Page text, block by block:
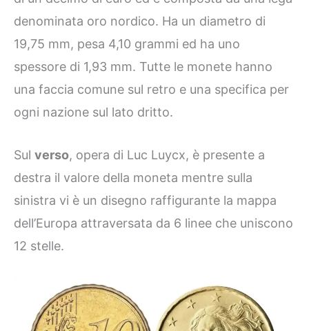
denominata oro nordico. Ha un diametro di
19,75 mm, pesa 4,10 grammi ed ha uno
spessore di 1,93 mm. Tutte le monete hanno
una faccia comune sul retro e una specifica per
ogni nazione sul lato dritto.
Sul verso, opera di Luc Luycx, è presente a
destra il valore della moneta mentre sulla
sinistra vi è un disegno raffigurante la mappa
dell’Europa attraversata da 6 linee che uniscono
12 stelle.